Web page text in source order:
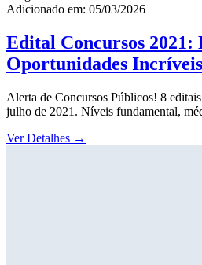
Adicionado em: 05/03/2026
Edital Concursos 2021:
Oportunidades
Alerta de Concursos Públicos! 8
julho de 2021. Níveis fundamental,
Ver Detalhes →